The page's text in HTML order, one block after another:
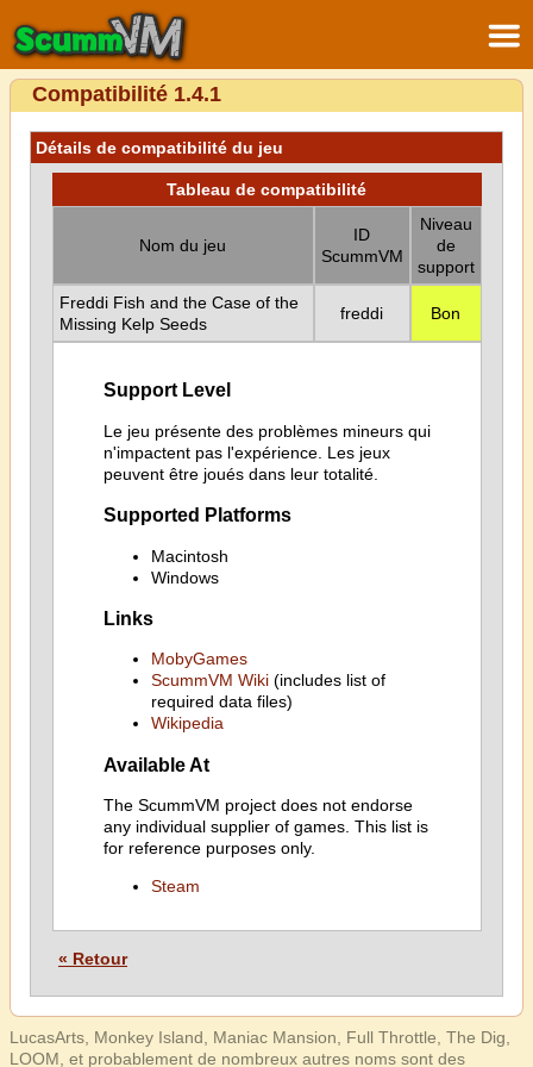
Compatibilité 1.4.1
Détails de compatibilité du jeu
Tableau de compatibilité
Nom du jeu
ID
ScummVM
Niveau
de
support
Freddi Fish and the Case of the
Missing Kelp Seeds
freddi Bon
Support Level
Le jeu présente des problèmes mineurs qui
n'impactent pas l'expérience. Les jeux
peuvent être joués dans leur totalité.
Supported Platforms
Macintosh
Windows
Links
MobyGames
ScummVM Wiki(includes list of
required data files)
Wikipedia
Available At
The ScummVM project does not endorse
any individual supplier of games. This list is
for reference purposes only.
Steam
« Retour
LucasArts, Monkey Island, Maniac Mansion, Full Throttle, The Dig,
LOOM, et probablement de nombreux autres noms sont des